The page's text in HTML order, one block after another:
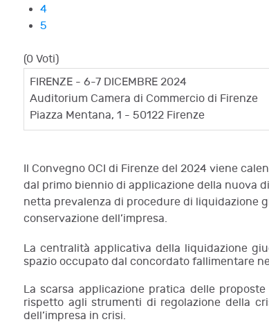
4
5
(0 Voti)
FIRENZE - 6-7 DICEMBRE 2024
Auditorium Camera di Commercio di Firenze
Piazza Mentana, 1 - 50122 Firenze
Il Convegno OCI di Firenze del 2024 viene
dal primo biennio di applicazione della nuova
netta prevalenza di procedure di liquidazione
conservazione dell’impresa.
La centralità applicativa della liquidazione
spazio occupato dal concordato fallimentare
La scarsa applicazione pratica delle
rispetto agli strumenti di regolazione della
dell’impresa in crisi.